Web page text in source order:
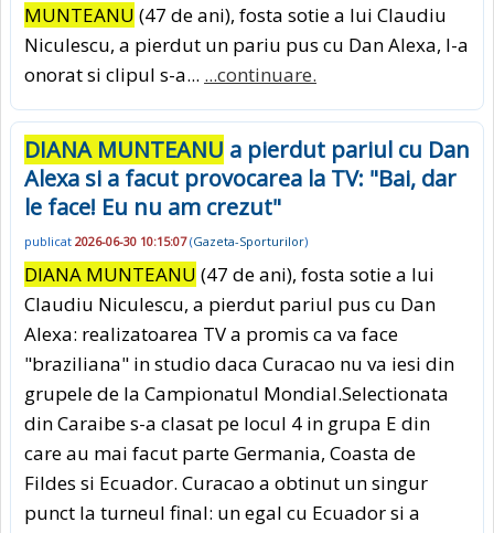
MUNTEANU (47 de ani), fosta sotie a lui Claudiu
Niculescu, a pierdut un pariu pus cu Dan Alexa, l-a
onorat si clipul s-a... ...continuare.
DIANA MUNTEANU a pierdut pariul cu Dan
Alexa si a facut provocarea la TV: "Bai, dar
le face! Eu nu am crezut"
publicat 2026-06-30 10:15:07(Gazeta-Sporturilor)
DIANA MUNTEANU (47 de ani), fosta sotie a lui
Claudiu Niculescu, a pierdut pariul pus cu Dan
Alexa: realizatoarea TV a promis ca va face
"braziliana" in studio daca Curacao nu va iesi din
grupele de la Campionatul Mondial.Selectionata
din Caraibe s-a clasat pe locul 4 in grupa E din
care au mai facut parte Germania, Coasta de
Fildes si Ecuador. Curacao a obtinut un singur
punct la turneul final: un egal cu Ecuador si a